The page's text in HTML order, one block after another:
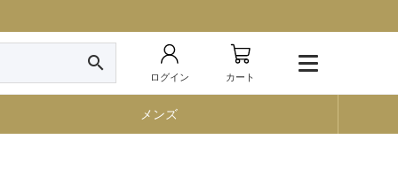
search
ログイン カート
メンズ